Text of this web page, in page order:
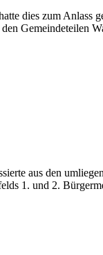
dies zum Anlass
Gemeindeteilen
aus den
1. und 2.